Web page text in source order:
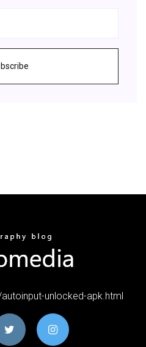
unlocked-apk.html